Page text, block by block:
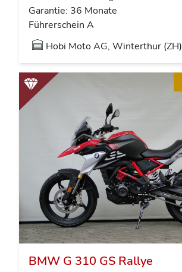
Garantie: 36 Monate
Führerschein A
Hobi Moto AG, Winterthur (ZH)
BMW G 310 GS Rallye